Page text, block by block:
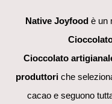
Native Joyfood è un
Cioccolato
produttori che
cacao e seguono